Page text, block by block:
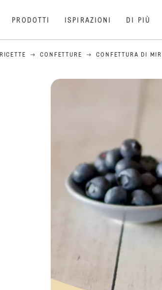
PRODOTTI ISPIRAZIONI DI PIÙ
RICETTE CONFETTURE CONFETTURA DI